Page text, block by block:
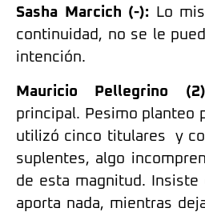
Sasha Marcich (-): Lo
continuidad, no se le
intención.
Mauricio Pellegrino
principal. Pesimo planteo
utilizó cinco titulares y
suplentes, algo
de esta magnitud. Insiste
aporta nada, mientras